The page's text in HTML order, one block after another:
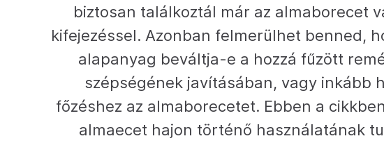
biztosan találkoztál már az almaborecet
kifejezéssel. Azonban felmerülhet benned,
alapanyag beváltja-e a hozzá fűzött
szépségének javításában, vagy inkább
főzéshez az almaborecetet. Ebben a
almaecet hajon történő használatának